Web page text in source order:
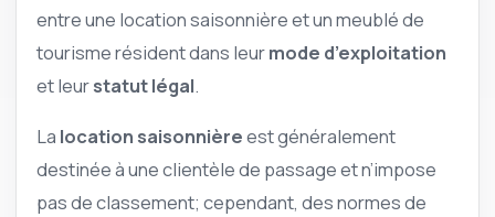
entre une location saisonnière et un meublé de
tourisme résident dans leurmode d’exploitation
et leurstatut légal.
La location saisonnièreest généralement
destinée à une clientèle de passage et n’impose
pas de classement; cependant, des normes de